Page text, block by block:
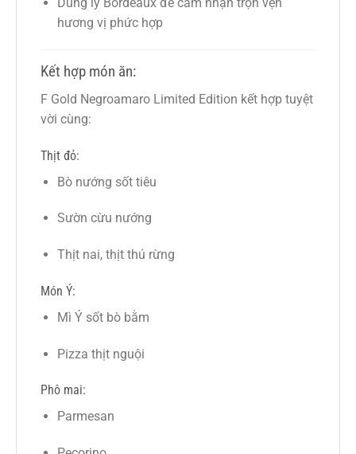
Dùng ly Bordeaux để cảm nhận trọn vẹn
hương vị phức hợp
Kết hợp món ăn:
F Gold Negroamaro Limited Edition kết hợp tuyệt
vời cùng:
Thịt đỏ:
Bò nướng sốt tiêu
Sườn cừu nướng
Thịt nai, thịt thú rừng
Món Ý:
Mì Ý sốt bò bằm
Pizza thịt nguội
Phô mai:
Parmesan